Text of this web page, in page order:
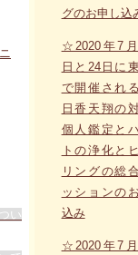
グのお申し込
☆2020年7
日と24日に
で開催され
日香天翔の
個人鑑定と
トの浄化と
リングの総
ッションの
込み
☆2020年7
い